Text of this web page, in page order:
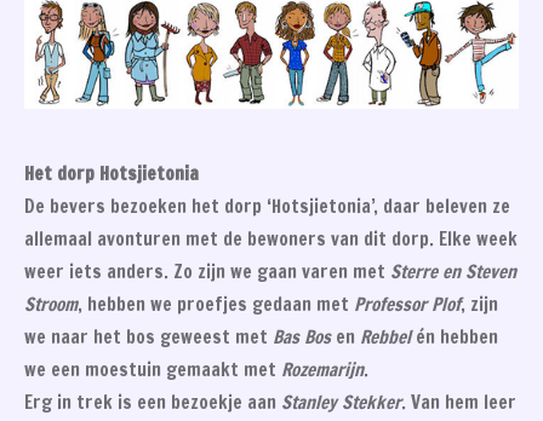
Het dorp Hotsjietonia
De bevers bezoeken het dorp ‘Hotsjietonia’, daar beleven ze
allemaal avonturen met de bewoners van dit dorp. Elke week
weer iets anders. Zo zijn we gaan varen met Sterre en Steven
Stroom, hebben we proefjes gedaan met Professor Plof, zijn
we naar het bos geweest met Bas Bosen Rebbelén hebben
we een moestuin gemaakt met Rozemarijn.
Erg in trek is een bezoekje aan Stanley Stekker. Van hem leer